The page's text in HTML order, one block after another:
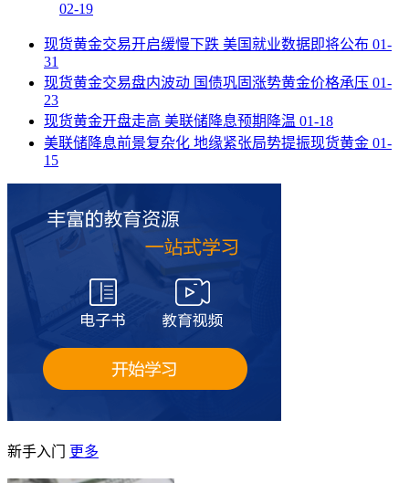
02-19
现货黄金交易开启缓慢下跌 美国就业数据即将公布 01-
31
现货黄金交易盘内波动 国债巩固涨势黄金价格承压 01-
23
现货黄金开盘走高 美联储降息预期降温 01-18
美联储降息前景复杂化 地缘紧张局势提振现货黄金 01-
15
新手入门 更多